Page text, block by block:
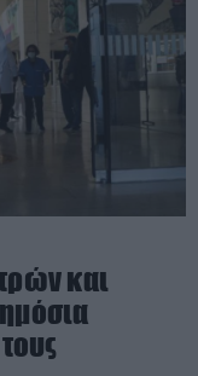
και